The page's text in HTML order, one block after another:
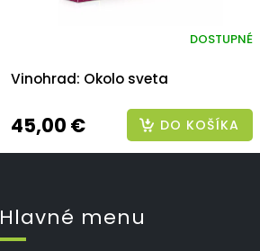
Vinohrad: Okolo sveta
DOSTUPNÉ
45,00 € DO KOŠÍKA
Hlavné menu